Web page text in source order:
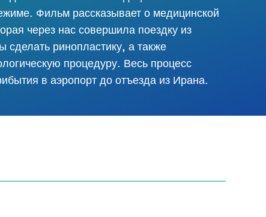
Фильм рассказывает о медицинской
через нас совершила поездку из
сделать ринопластику, а также
процедуру. Весь процесс
в аэропорт до отъезда из Ирана.